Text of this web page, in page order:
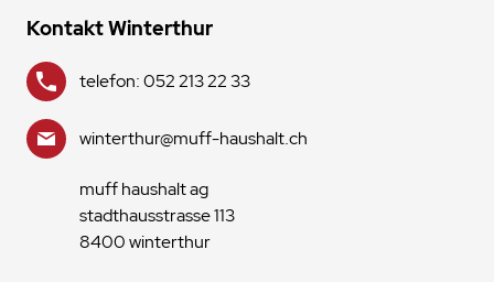
Kontakt Winterthur
telefon: 052 213 22 33
winterthur@muff-haushalt.ch
muff haushalt ag
stadthausstrasse 113
8400 winterthur